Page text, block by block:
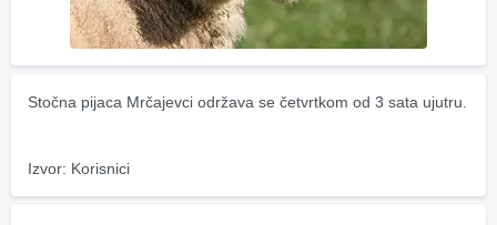
Stočna pijaca Mrčajevci održava se četvrtkom od 3 sata ujutru.
Izvor: Korisnici